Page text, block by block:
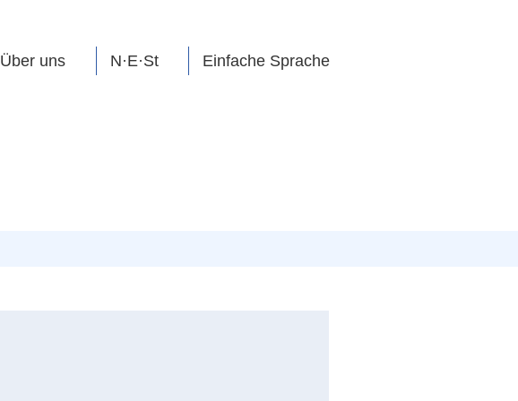
Über uns N·E·St Einfache Sprache